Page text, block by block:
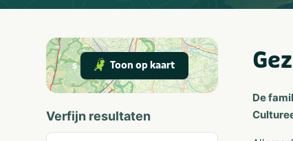
s Toon op kaart
Verfijn resultaten
De